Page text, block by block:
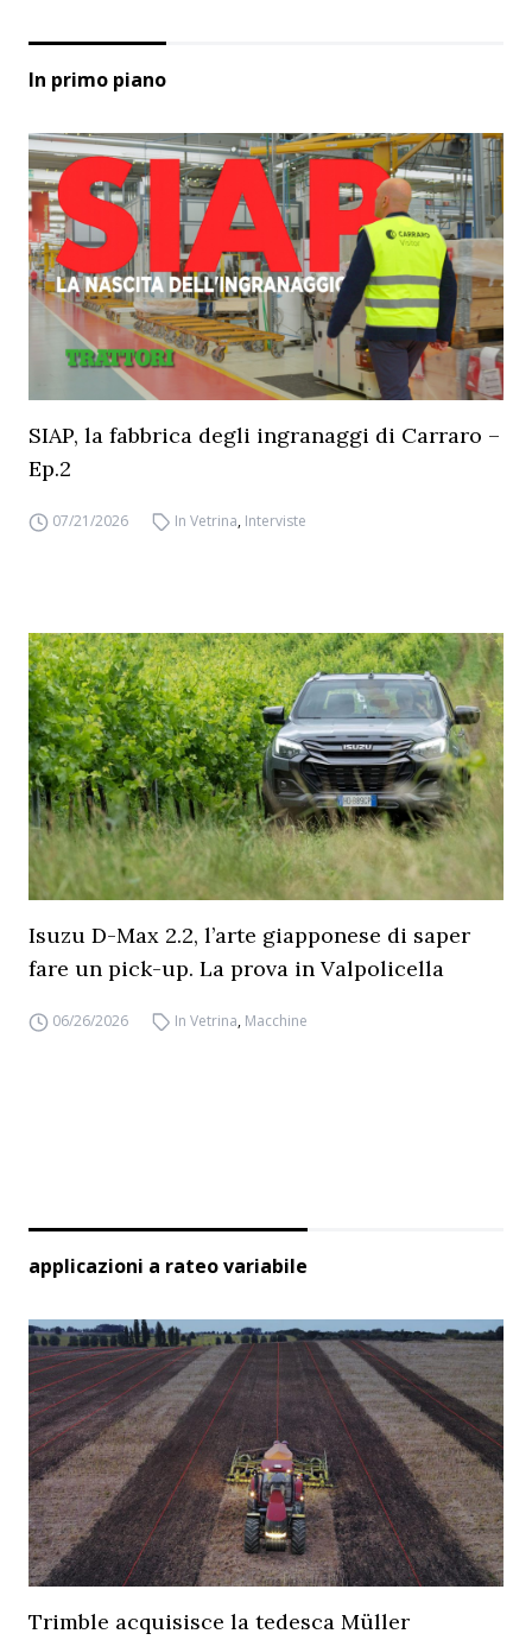
In primo piano
SIAP, la fabbrica degli ingranaggi di Carraro –
Ep.2
07/21/2026 In Vetrina, Interviste
Isuzu D-Max 2.2, l’arte giapponese di saper
fare un pick-up. La prova in Valpolicella
06/26/2026 In Vetrina, Macchine
applicazioni a rateo variabile
Trimble acquisisce la tedesca Müller